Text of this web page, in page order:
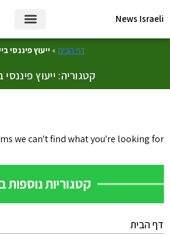
News Israeli
דף הבית» ייעוץ פיננסי
קטגוריה: ייעוץ
we can't find what you're looking for.
קטגוריות
דף הבית